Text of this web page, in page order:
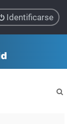
Identificarse